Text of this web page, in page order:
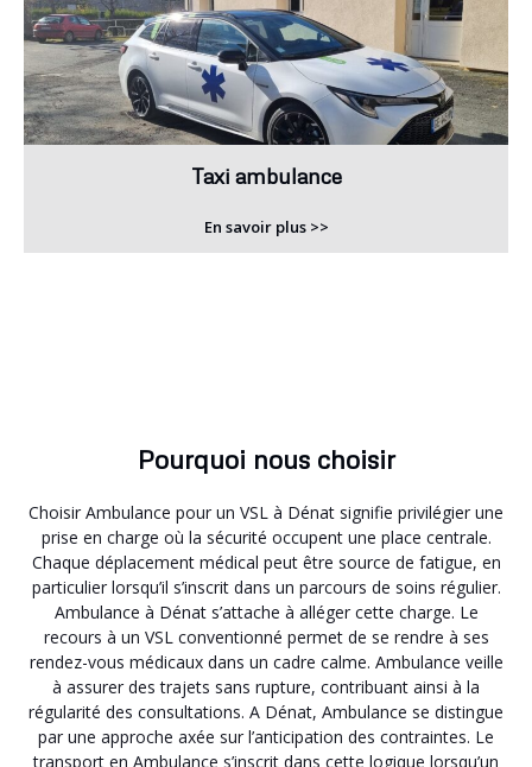
Taxi ambulance
En savoir plus >>
Pourquoi nous choisir
Choisir Ambulance pour un VSL à Dénat signifie privilégier une
prise en charge où la sécurité occupent une place centrale.
Chaque déplacement médical peut être source de fatigue, en
particulier lorsqu’il s’inscrit dans un parcours de soins régulier.
Ambulance à Dénat s’attache à alléger cette charge. Le
recours à un VSL conventionné permet de se rendre à ses
rendez-vous médicaux dans un cadre calme. Ambulance veille
à assurer des trajets sans rupture, contribuant ainsi à la
régularité des consultations. A Dénat, Ambulance se distingue
par une approche axée sur l’anticipation des contraintes. Le
transport en Ambulance s’inscrit dans cette logique lorsqu’un